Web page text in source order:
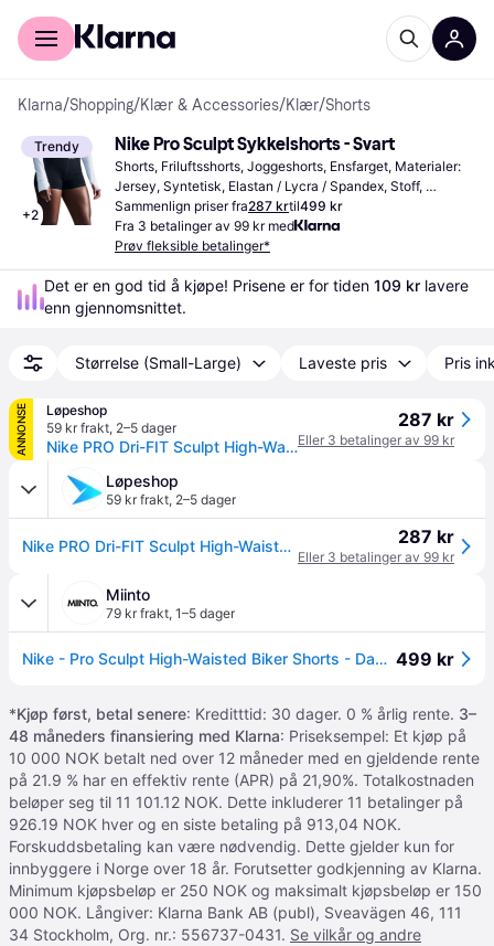
For kunder
Klarna/Shopping/Klær & Accessories/Klær/Shorts
Trendy
+2
Nike Pro Sculpt Sykkelshorts - Svart
Shorts, Friluftsshorts, Joggeshorts, Ensfarget, Materialer:
Jersey, Syntetisk, Elastan / Lycra / Spandex, Stoff,
Polyester, Stretch, Uvattert, Fuktavvisende, Høy komfort,
Pustende
Sammenlign priser fra287 krtil499 kr
Fra 3 betalinger av 99 kr med
Prøv fleksible betalinger*
Det er en god tid å kjøpe! Prisene er for tiden 109 kr lavere
enn gjennomsnittet.
Størrelse (Small-Large) Laveste pris Pris
ANNONSE
Løpeshop
59 kr frakt, 2–5 dager
Nike PRO Dri-FIT Sculpt High-Waisted 3 Inch Biker Shorts Dame Shorts & korte tights Svart
287 kr
Eller 3 betalinger av 99 kr
Løpeshop
59 kr frakt, 2–5 dager
Nike PRO Dri-FIT Sculpt High-Waisted 3 Inch Biker Shorts Dame Shorts & korte tights Svart 287 kr
Eller 3 betalinger av 99 kr
Miinto
79 kr frakt, 1–5 dager
Nike - Pro Sculpt High-Waisted Biker Shorts - Dame - Sport - Svart - S 499 kr
*Kjøp først, betal senere: Kreditttid: 30 dager. 0 % årlig rente. 3–
48 måneders finansiering med Klarna: Priseksempel: Et kjøp på
10 000 NOK betalt ned over 12 måneder med en gjeldende rente
på 21.9 % har en effektiv rente (APR) på 21,90%. Totalkostnaden
beløper seg til 11 101.12 NOK. Dette inkluderer 11 betalinger på
926.19 NOK hver og en siste betaling på 913,04 NOK.
Forskuddsbetaling kan være nødvendig. Dette gjelder kun for
innbyggere i Norge over 18 år. Forutsetter godkjenning av Klarna.
Minimum kjøpsbeløp er 250 NOK og maksimalt kjøpsbeløp er 150
000 NOK. Långiver: Klarna Bank AB (publ), Sveavägen 46, 111
34 Stockholm, Org. nr.: 556737-0431. Se vilkår og andre